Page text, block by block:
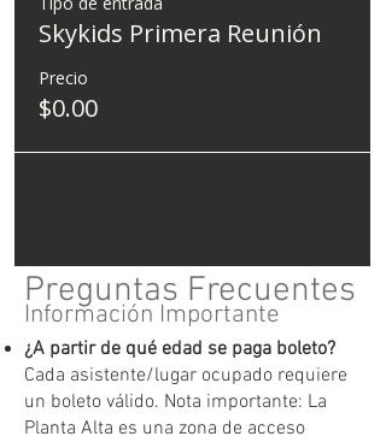
Skykids Primera Reunión
Precio
$0.00
Preguntas Frecuentes
Información Importante
¿A partir de qué edad se paga boleto?
Cada asistente/lugar ocupado requiere
un boleto válido. Nota importante: La
Planta Alta es una zona de acceso